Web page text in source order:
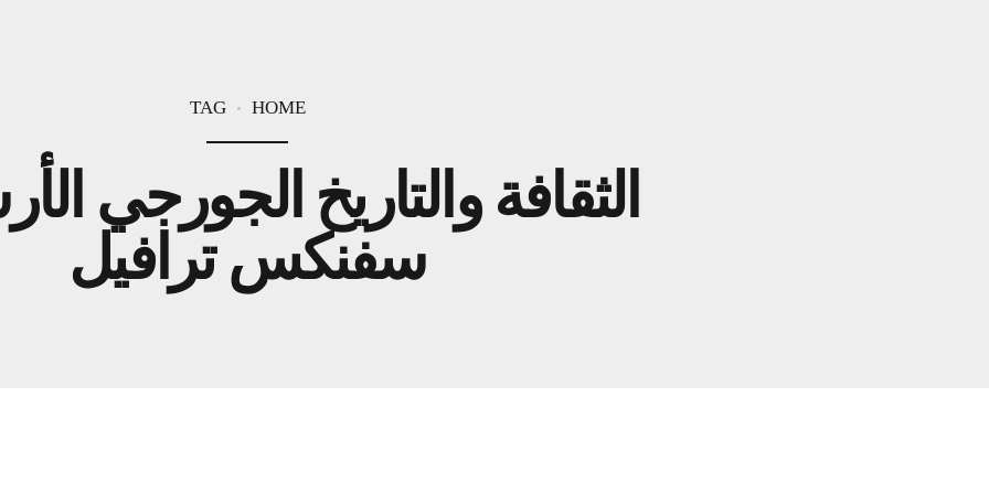
HOME
TAG
الثقافة والتاريخ الجورجي
سفنكس ترافيل